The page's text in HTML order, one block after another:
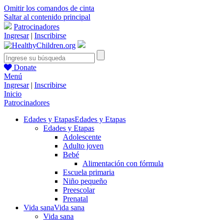
Omitir los comandos de cinta
Saltar al contenido principal
Patrocinadores
Ingresar| Inscribirse
Donate
Menú
Ingresar| Inscribirse
Inicio
Patrocinadores
Edades y EtapasEdades y Etapas
Edades y Etapas
Adolescente
Adulto joven
Bebé
Alimentación con fórmula
Escuela primaria
Niño pequeño
Preescolar
Prenatal
Vida sanaVida sana
Vida sana